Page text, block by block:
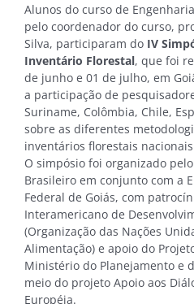
Alunos do curso de
pelo coordenador do curso,
Silva, participaram do IV
Inventário Florestal, que foi
de junho e 01 de julho, em
a participação de
Suriname, Colômbia, Chile,
sobre as diferentes
inventários florestais
O simpósio foi organizado
Brasileiro em conjunto com a
Federal de Goiás, com
Interamericano de
(Organização das Nações
Alimentação) e apoio do
Ministério do Planejamento e
meio do projeto Apoio aos
Européia.